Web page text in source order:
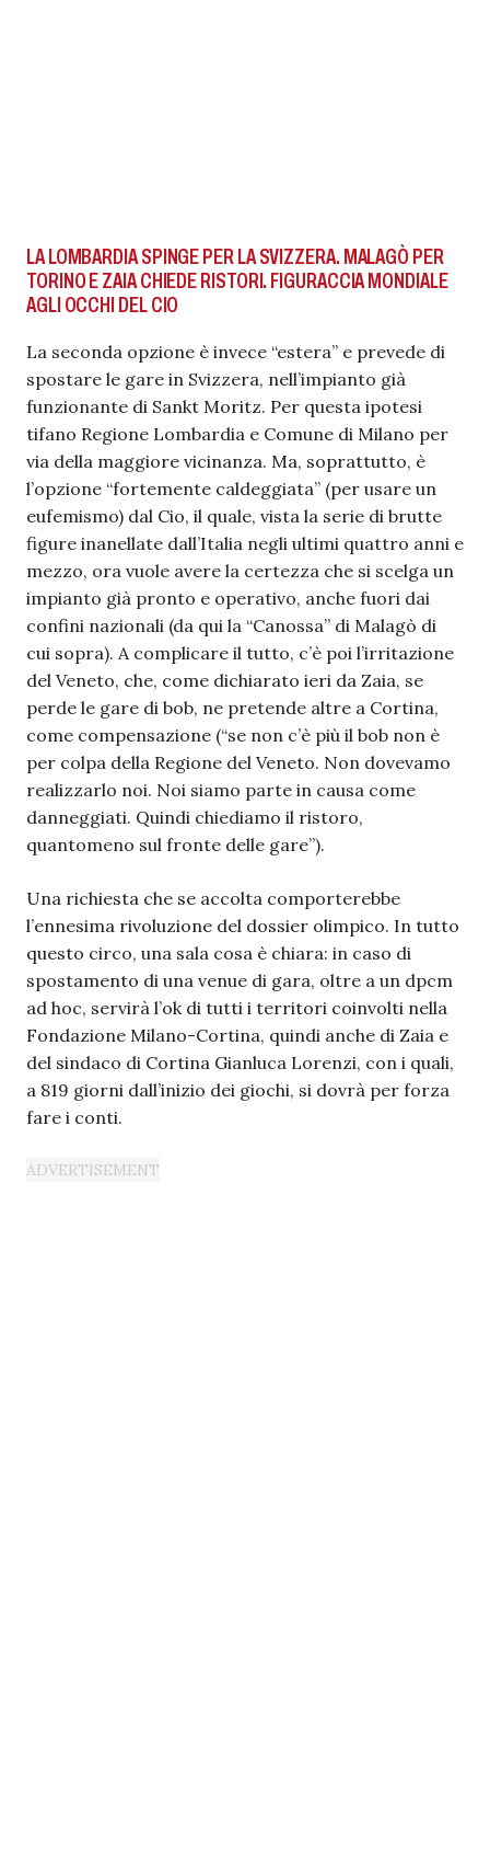
LA LOMBARDIA SPINGE PER LA SVIZZERA. MALAGÒ PER
TORINO E ZAIA CHIEDE RISTORI. FIGURACCIA MONDIALE
AGLI OCCHI DEL CIO
La seconda opzione è invece “estera” e prevede di
spostare le gare in Svizzera, nell’impianto già
funzionante di Sankt Moritz. Per questa ipotesi
tifano Regione Lombardia e Comune di Milano per
via della maggiore vicinanza. Ma, soprattutto, è
l’opzione “fortemente caldeggiata” (per usare un
eufemismo) dal Cio, il quale, vista la serie di brutte
figure inanellate dall’Italia negli ultimi quattro anni e
mezzo, ora vuole avere la certezza che si scelga un
impianto già pronto e operativo, anche fuori dai
confini nazionali (da qui la “Canossa” di Malagò di
cui sopra). A complicare il tutto, c’è poi l’irritazione
del Veneto, che, come dichiarato ieri da Zaia, se
perde le gare di bob, ne pretende altre a Cortina,
come compensazione (“se non c’è più il bob non è
per colpa della Regione del Veneto. Non dovevamo
realizzarlo noi. Noi siamo parte in causa come
danneggiati. Quindi chiediamo il ristoro,
quantomeno sul fronte delle gare”).
Una richiesta che se accolta comporterebbe
l’ennesima rivoluzione del dossier olimpico. In tutto
questo circo, una sala cosa è chiara: in caso di
spostamento di una venue di gara, oltre a un dpcm
ad hoc, servirà l’ok di tutti i territori coinvolti nella
Fondazione Milano-Cortina, quindi anche di Zaia e
del sindaco di Cortina Gianluca Lorenzi, con i quali,
a 819 giorni dall’inizio dei giochi, si dovrà per forza
fare i conti.